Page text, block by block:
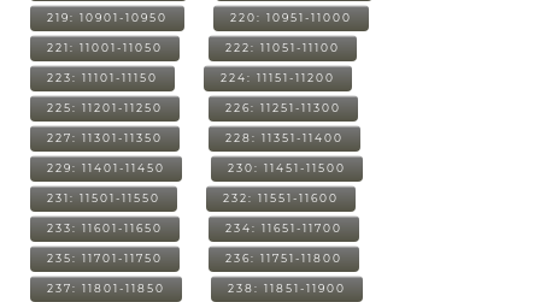
219: 10901-10950 220: 10951-11000
221: 11001-11050 222: 11051-11100
223: 11101-11150 224: 11151-11200
225: 11201-11250 226: 11251-11300
227: 11301-11350 228: 11351-11400
229: 11401-11450 230: 11451-11500
231: 11501-11550 232: 11551-11600
233: 11601-11650 234: 11651-11700
235: 11701-11750 236: 11751-11800
237: 11801-11850 238: 11851-11900